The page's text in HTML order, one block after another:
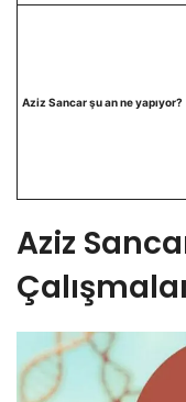
Aziz Sancar şu an ne yapıyor?
Aziz